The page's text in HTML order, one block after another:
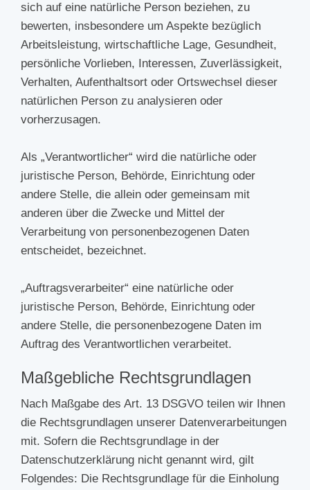
sich auf eine natürliche Person beziehen, zu
bewerten, insbesondere um Aspekte bezüglich
Arbeitsleistung, wirtschaftliche Lage, Gesundheit,
persönliche Vorlieben, Interessen, Zuverlässigkeit,
Verhalten, Aufenthaltsort oder Ortswechsel dieser
natürlichen Person zu analysieren oder
vorherzusagen.
Als „Verantwortlicher“ wird die natürliche oder
juristische Person, Behörde, Einrichtung oder
andere Stelle, die allein oder gemeinsam mit
anderen über die Zwecke und Mittel der
Verarbeitung von personenbezogenen Daten
entscheidet, bezeichnet.
„Auftragsverarbeiter“ eine natürliche oder
juristische Person, Behörde, Einrichtung oder
andere Stelle, die personenbezogene Daten im
Auftrag des Verantwortlichen verarbeitet.
Maßgebliche Rechtsgrundlagen
Nach Maßgabe des Art. 13 DSGVO teilen wir Ihnen
die Rechtsgrundlagen unserer Datenverarbeitungen
mit. Sofern die Rechtsgrundlage in der
Datenschutzerklärung nicht genannt wird, gilt
Folgendes: Die Rechtsgrundlage für die Einholung